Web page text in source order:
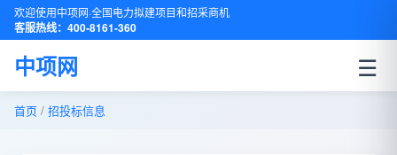
欢迎使用中项网·全国电力拟建项目和招采商机
客服热线：400-8161-360
中项网 ☰
首页 / 招投标信息